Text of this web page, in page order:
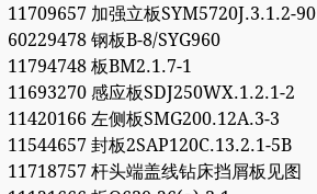
11709657 加强立板SYM5720J.3.1.2-90
60229478 钢板B-8/SYG960
11794748 板BM2.1.7-1
11693270 感应板SDJ250WX.1.2.1-2
11420166 左侧板SMG200.12A.3-3
11544657 封板2SAP120C.13.2.1-5B
11718757 杆头端盖线钻床挡屑板见图